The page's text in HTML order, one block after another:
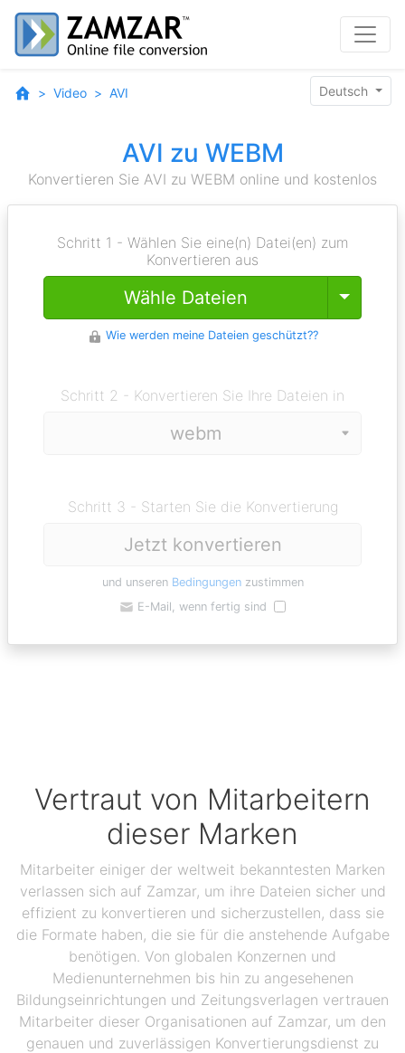
Video AVI Deutsch
AVI zu WEBM
Konvertieren Sie AVI zu WEBM online und kostenlos
Schritt 1 - Wählen Sie eine(n) Datei(en) zum
Konvertieren aus
Wähle Dateien Toggle
Wie werden meine Dateien geschützt??
Schritt 2 - Konvertieren Sie Ihre Dateien in
Schritt 3 - Starten Sie die Konvertierung
Jetzt konvertieren
und unseren Bedingungenzustimmen
E-Mail, wenn fertig sind
Vertraut von Mitarbeitern
dieser Marken
Mitarbeiter einiger der weltweit bekanntesten Marken
verlassen sich auf Zamzar, um ihre Dateien sicher und
effizient zu konvertieren und sicherzustellen, dass sie
die Formate haben, die sie für die anstehende Aufgabe
benötigen. Von globalen Konzernen und
Medienunternehmen bis hin zu angesehenen
Bildungseinrichtungen und Zeitungsverlagen vertrauen
Mitarbeiter dieser Organisationen auf Zamzar, um den
genauen und zuverlässigen Konvertierungsdienst zu